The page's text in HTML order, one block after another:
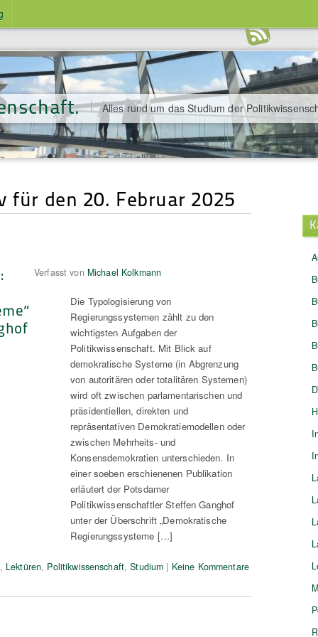
Alles rund um das Studium der
für den 20. Februar 2025
Verfasst von Michael Kolkmann
Die Typologisierung von
Regierungssystemen zählt zu den
wichtigsten Aufgaben der
Politikwissenschaft. Mit Blick auf
demokratische Systeme (in Abgrenzung
von autoritären oder totalitären Systemen)
wird oft zwischen parlamentarischen und
präsidentiellen, direkten und
repräsentativen Demokratiemodellen oder
zwischen Mehrheits- und
Konsensdemokratien unterschieden. In
einer soeben erschienenen Publikation
erläutert der Potsdamer
Politikwissenschaftler Steffen Ganghof
unter der Überschrift „Demokratische
Regierungssysteme […]
, Lektüren, Politikwissenschaft,Studium | Keine Kommentare